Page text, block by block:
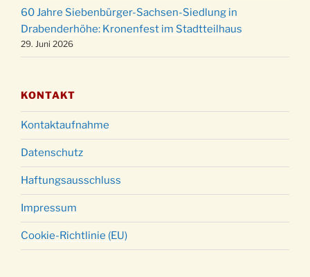
31.12.
Gottesdienst zu Silvester in der Kirche um
18:00 Uhr
60 Jahre Siebenbürger-Sachsen-Siedlung in
Drabenderhöhe: Kronenfest im Stadtteilhaus
29. Juni 2026
KONTAKT
Kontaktaufnahme
Datenschutz
Haftungsausschluss
Impressum
Cookie-Richtlinie (EU)